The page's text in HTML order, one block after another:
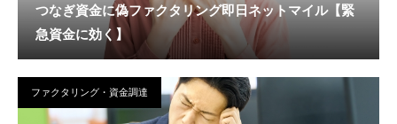
つなぎ資金に偽ファクタリング即日ネットマイル【緊
急資金に効く】
ファクタリング・資金調達